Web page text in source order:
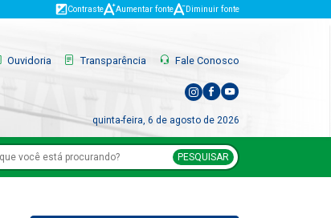
Contraste Aumentar fonte Diminuir fonte
Ouvidoria Transparência Fale Conosco
quinta-feira, 6 de agosto de 2026
PESQUISAR